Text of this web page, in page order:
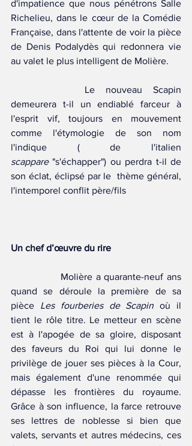
d'impatience que nous pénétrons Salle
Richelieu, dans le cœur de la Comédie
Française, dans l'attente de voir la pièce
de Denis Podalydès qui redonnera vie
au valet le plus intelligent de Molière.
demeurera t-il un endiablé farceur à
l'esprit vif, toujours en mouvement
comme l'étymologie de son nom
scappare "s'échapper") ou perdra t-il de
son éclat, éclipsé par le  thème général,
l'intemporel conflit père/fils
Un chef d’œuvre du rire
quand se déroule la première de sa
pièce Les fourberies de Scapin où il
tient le rôle titre. Le metteur en scène
est à l'apogée de sa gloire, disposant
des faveurs du Roi qui lui donne le
privilège de jouer ses pièces à la Cour,
mais également d'une renommée qui
dépasse les frontières du royaume.
Grâce à son influence, la farce retrouve
ses lettres de noblesse si bien que
valets, servants et autres médecins, ces